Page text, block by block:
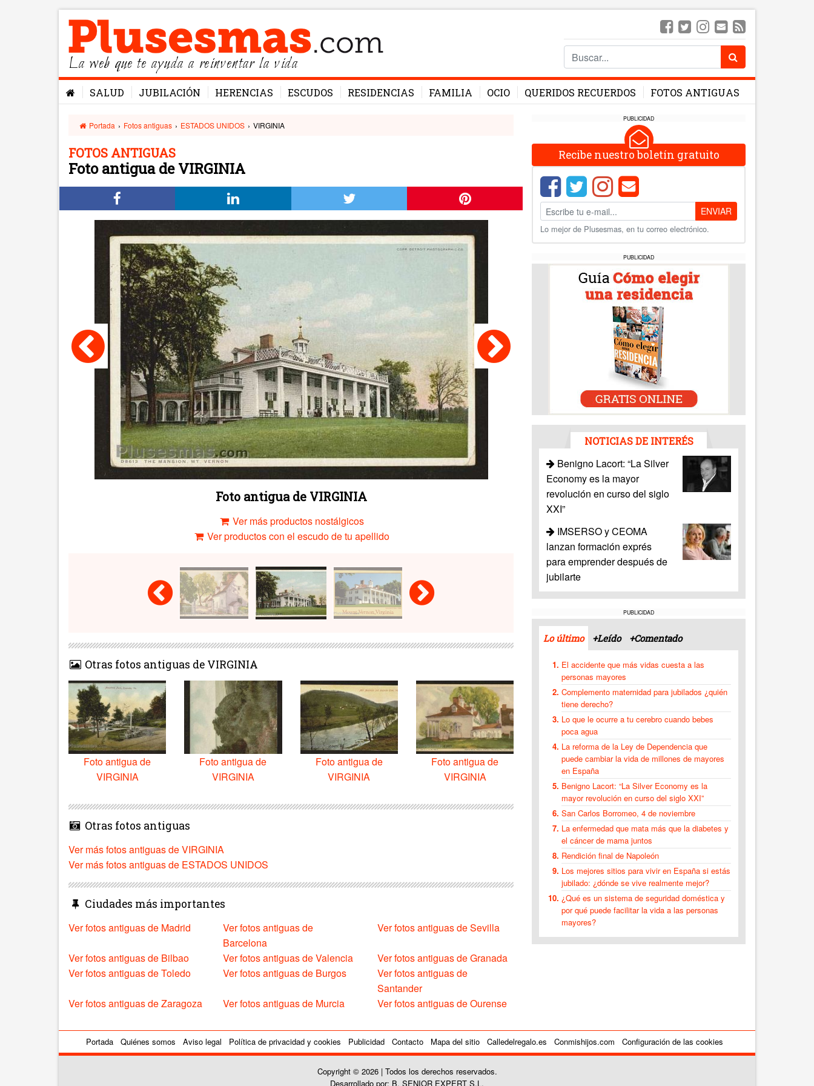
La web que te ayuda a reinventar la vida
SALUD JUBILACIÓN HERENCIAS ESCUDOS RESIDENCIAS FAMILIA OCIO QUERIDOS RECUERDOS FOTOS ANTIGUAS
Portada › Fotos antiguas › ESTADOS UNIDOS › VIRGINIA
FOTOS ANTIGUAS
Foto antigua de VIRGINIA
Foto antigua de VIRGINIA
Ver más productos nostálgicos
Ver productos con el escudo de tu apellido
Otras fotos antiguas de VIRGINIA
Foto antigua de
VIRGINIA
Foto antigua de
VIRGINIA
Foto antigua de
VIRGINIA
Foto antigua de
VIRGINIA
Otras fotos antiguas
Ver más fotos antiguas de VIRGINIA
Ver más fotos antiguas de ESTADOS UNIDOS
Ciudades más importantes
Ver fotos antiguas de Madrid
Ver fotos antiguas de
Barcelona
Ver fotos antiguas de Sevilla
Ver fotos antiguas de Bilbao Ver fotos antiguas de Valencia
Ver fotos antiguas de Granada
Ver fotos antiguas de Toledo
Ver fotos antiguas de Burgos
Ver fotos antiguas de
Santander
Ver fotos antiguas de Zaragoza
Ver fotos antiguas de Murcia Ver fotos antiguas de Ourense
PUBLICIDAD
Recibe nuestro boletín gratuito
ENVIAR
Lo mejor de Plusesmas, en tu correo electrónico.
PUBLICIDAD
NOTICIAS DE INTERÉS
Benigno Lacort: “La Silver
Economy es la mayor
revolución en curso del siglo
XXI”
IMSERSO y CEOMA
lanzan formación exprés
para emprender después de
jubilarte
PUBLICIDAD
Lo último +Leído +Comentado
El accidente que más vidas cuesta a las
personas mayores
Complemento maternidad para jubilados ¿quién
tiene derecho?
Lo que le ocurre a tu cerebro cuando bebes
poca agua
La reforma de la Ley de Dependencia que
puede cambiar la vida de millones de mayores
en España
Benigno Lacort: “La Silver Economy es la
mayor revolución en curso del siglo XXI”
San Carlos Borromeo, 4 de noviembre
La enfermedad que mata más que la diabetes y
el cáncer de mama juntos
Rendición final de Napoleón
Los mejores sitios para vivir en España si estás
jubilado: ¿dónde se vive realmente mejor?
¿Qué es un sistema de seguridad doméstica y
por qué puede facilitar la vida a las personas
mayores?
Portada Quiénes somos Aviso legal Política de privacidad y cookies Publicidad Contacto Mapa del sitio Calledelregalo.es Conmishijos.com Configuración de las cookies
Copyright © 2026 | Todos los derechos reservados.
Desarrollado por: B. SENIOR EXPERT S.L.